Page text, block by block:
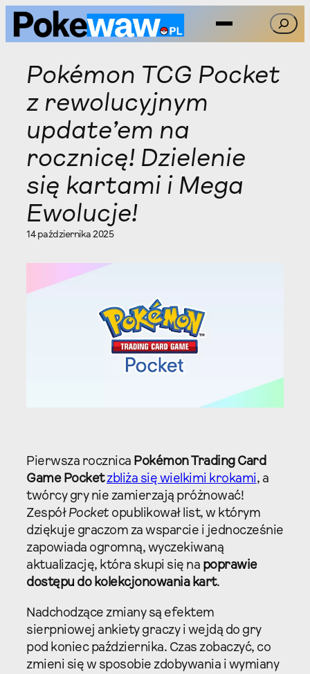
Przejdź
Szukaj
Pokémon TCG Pocket
z rewolucyjnym
update’em na
rocznicę! Dzielenie
się kartami i Mega
Ewolucje!
14 października 2025
Pierwsza rocznica Pokémon Trading Card
Game Pocketzbliża się wielkimi krokami, a
twórcy gry nie zamierzają próżnować!
Zespół Pocket opublikował list, w którym
dziękuje graczom za wsparcie i jednocześnie
zapowiada ogromną, wyczekiwaną
aktualizację, która skupi się na poprawie
dostępu do kolekcjonowania kart.
Nadchodzące zmiany są efektem
sierpniowej ankiety graczy i wejdą do gry
pod koniec października. Czas zobaczyć, co
zmieni się w sposobie zdobywania i wymiany